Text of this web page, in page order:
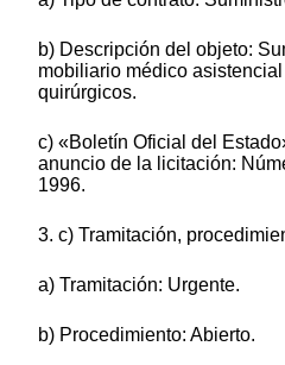
b) Descripción del objeto:
mobiliario médico
quirúrgicos.
c) «Boletín Oficial del
anuncio de la licitación:
1996.
3. c) Tramitación,
a) Tramitación: Urgente.
b) Procedimiento: Abierto.